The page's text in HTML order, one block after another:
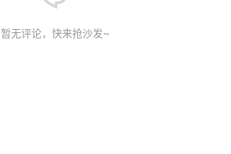
暂无评论，快来抢沙发~